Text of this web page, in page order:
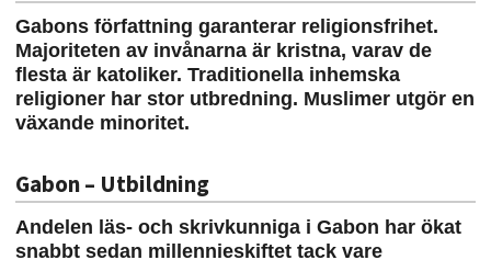
Gabons författning garanterar religionsfrihet.
Majoriteten av invånarna är kristna, varav de
flesta är katoliker. Traditionella inhemska
religioner har stor utbredning. Muslimer utgör en
växande minoritet.
Gabon – Utbildning
Andelen läs- och skrivkunniga i Gabon har ökat
snabbt sedan millennieskiftet tack vare